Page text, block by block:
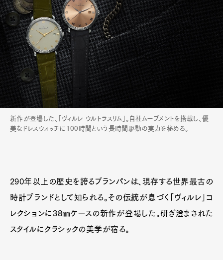
新作が登場した、「ヴィルレ ウルトラスリム」。自社ムーブメントを搭載し、優
美なドレスウォッチに100時間という長時間駆動の実力を秘める。
290年以上の歴史を誇るブランパンは、現存する世界最古の
時計ブランドとして知られる。その伝統が息づく「ヴィルレ」コ
レクションに38㎜ケースの新作が登場した。研ぎ澄まされた
スタイルにクラシックの美学が宿る。